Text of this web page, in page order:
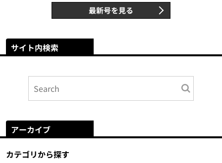
最新号を見る
サイト内検索
アーカイブ
カテゴリから探す